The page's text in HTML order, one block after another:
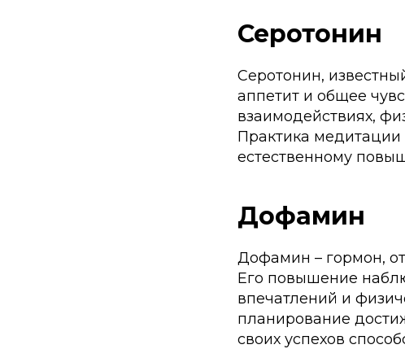
Серотонин
Серотонин,
аппетит и общее
взаимодействиях,
Практика медитации
естественному
Дофамин
Дофамин – гормон,
Его повышение
впечатлений и
планирование
своих успехов